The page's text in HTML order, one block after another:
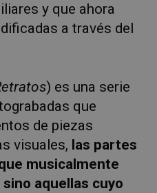
y que ahora
a través del
) es una serie
que
de piezas
visuales, las partes
musicalmente
aquellas cuyo